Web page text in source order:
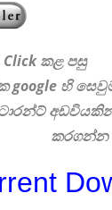
Clickකළ පසු
google හි
කරගන්න